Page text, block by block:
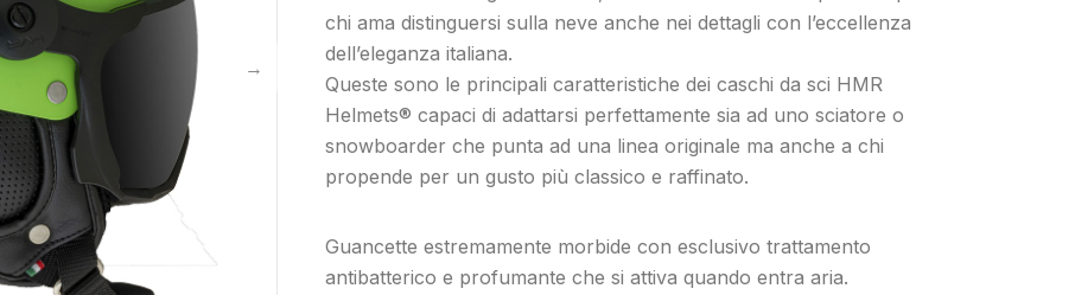
chi ama distinguersi sulla neve anche nei dettagli con l’eccellenza
dell’eleganza italiana.
Queste sono le principali caratteristiche dei caschi da sci HMR
Helmets® capaci di adattarsi perfettamente sia ad uno sciatore o
snowboarder che punta ad una linea originale ma anche a chi
propende per un gusto più classico e raffinato.
replique montre
replica horloges
Guancette estremamente morbide con esclusivo trattamento
antibatterico e profumante che si attiva quando entra aria.